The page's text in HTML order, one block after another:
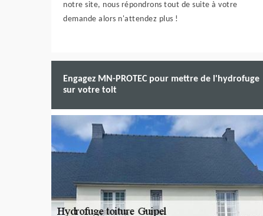
notre site, nous répondrons tout de suite à votre
demande alors n'attendez plus !
Engagez MN-PROTEC pour mettre de l'hydrofuge
sur votre toit